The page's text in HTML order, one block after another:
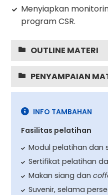
Menyiapkan
program CSR.
OUTLINE MATERI
PENYAMPAIAN
INFO TAMBAHAN
Fasilitas pelatihan
Modul pelatihan dan
Sertifikat pelatihan
Makan siang dan
Suvenir, selama